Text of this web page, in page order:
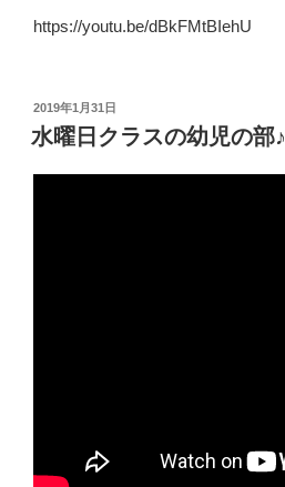
https://youtu.be/dBkFMtBIehU
投
稿
日:
2019年1月31日
水曜日クラスの幼児の部♪